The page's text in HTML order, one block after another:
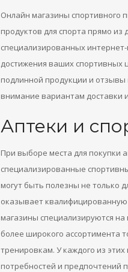
Онлайн магазины спортивного
продуктов для спорта прямо
специализированных
достижения ваших спортивных
подлинной продукции и отзывы
внимание вариантам доставки
Аптеки и
При выборе места для покупки
специализированные
могут быть полезны не только
оказывает
магазины специализируются
более широкого ассортимента
тренировкам. У каждого из
потребностей и предпочтений